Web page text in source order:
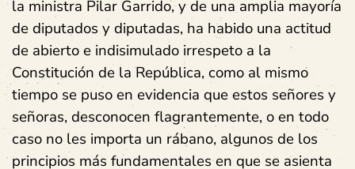
la ministra Pilar Garrido, y de una amplia mayoría
de diputados y diputadas, ha habido una actitud
de abierto e indisimulado irrespeto a la
Constitución de la República, como al mismo
tiempo se puso en evidencia que estos señores y
señoras, desconocen flagrantemente, o en todo
caso no les importa un rábano, algunos de los
principios más fundamentales en que se asienta